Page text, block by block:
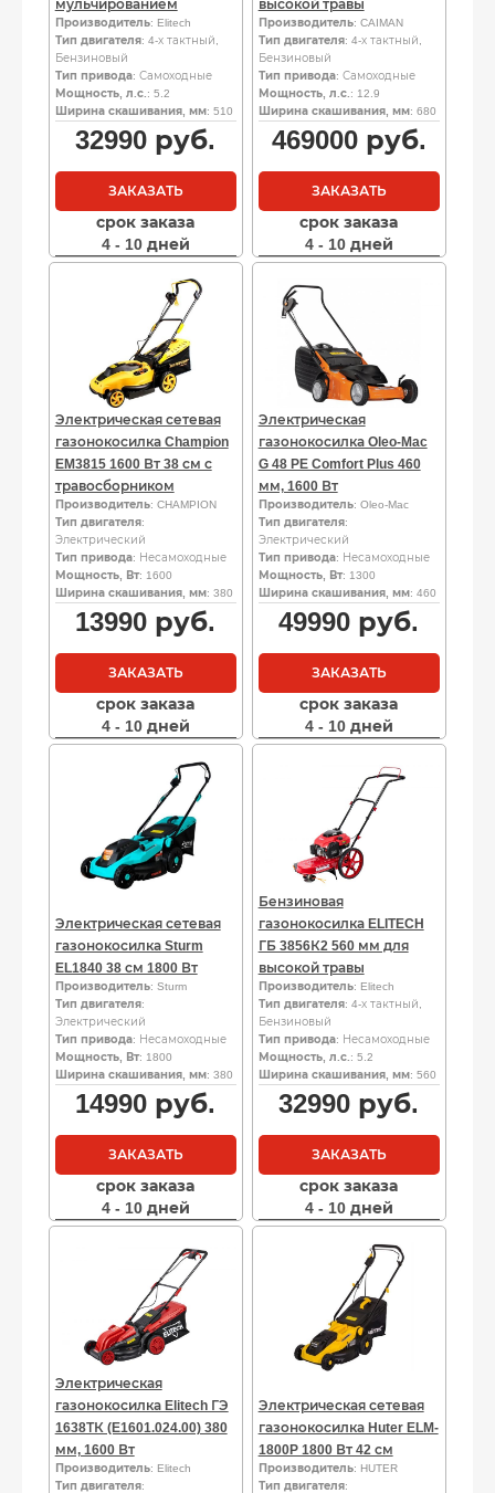
мульчированием
Производитель: Elitech
Тип двигателя: 4-х тактный,
Бензиновый
Тип привода: Самоходные
Мощность, л.с.: 5.2
Ширина скашивания, мм: 510
32990 руб.
ЗАКАЗАТЬ
срок заказа
4 - 10 дней
высокой травы
Производитель: CAIMAN
Тип двигателя: 4-х тактный,
Бензиновый
Тип привода: Самоходные
Мощность, л.с.: 12.9
Ширина скашивания, мм: 680
469000руб.
ЗАКАЗАТЬ
срок заказа
4 - 10 дней
Электрическая сетевая
газонокосилка Champion
EM3815 1600 Вт 38 см с
травосборником
Производитель: CHAMPION
Тип двигателя:
Электрический
Тип привода: Несамоходные
Мощность, Вт: 1600
Ширина скашивания, мм: 380
13990 руб.
ЗАКАЗАТЬ
срок заказа
4 - 10 дней
Электрическая
газонокосилка Oleo-Mac
G 48 PE Comfort Plus 460
мм, 1600 Вт
Производитель: Oleo-Mac
Тип двигателя:
Электрический
Тип привода: Несамоходные
Мощность, Вт: 1300
Ширина скашивания, мм: 460
49990 руб.
ЗАКАЗАТЬ
срок заказа
4 - 10 дней
Электрическая сетевая
газонокосилка Sturm
EL1840 38 см 1800 Вт
Производитель: Sturm
Тип двигателя:
Электрический
Тип привода: Несамоходные
Мощность, Вт: 1800
Ширина скашивания, мм: 380
14990 руб.
ЗАКАЗАТЬ
срок заказа
4 - 10 дней
Бензиновая
газонокосилка ELITECH
ГБ 3856К2 560 мм для
высокой травы
Производитель: Elitech
Тип двигателя: 4-х тактный,
Бензиновый
Тип привода: Несамоходные
Мощность, л.с. : 5.2
Ширина скашивания, мм: 560
32990 руб.
ЗАКАЗАТЬ
срок заказа
4 - 10 дней
Электрическая
газонокосилка Elitech ГЭ
1638ТК (E1601.024.00) 380
мм, 1600 Вт
Производитель: Elitech
Тип двигателя:
Электрическая сетевая
газонокосилка Huter ELM-
1800P 1800 Вт 42 см
Производитель: HUTER
Тип двигателя: